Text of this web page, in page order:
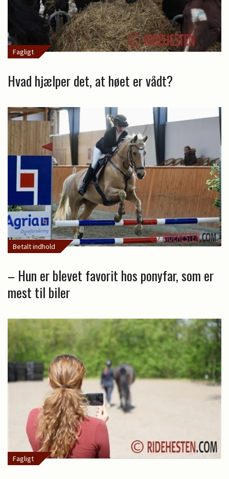
Fagligt
Hvad hjælper det, at høet er vådt?
Betalt indhold
– Hun er blevet favorit hos ponyfar, som er
mest til biler
Fagligt